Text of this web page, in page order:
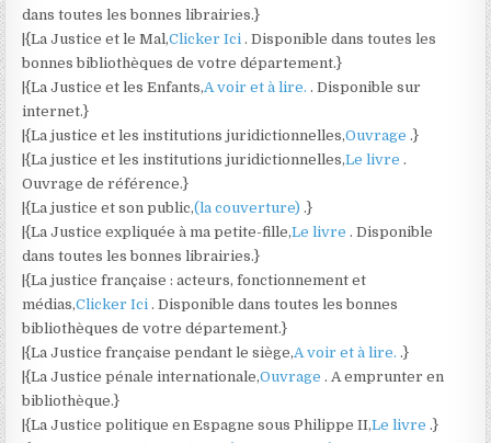
dans toutes les bonnes librairies.}
|{La Justice et le Mal,Clicker Ici . Disponible dans toutes les
bonnes bibliothèques de votre département.}
|{La Justice et les Enfants,A voir et à lire. . Disponible sur
internet.}
|{La justice et les institutions juridictionnelles,Ouvrage .}
|{La justice et les institutions juridictionnelles,Le livre .
Ouvrage de référence.}
|{La justice et son public,(la couverture) .}
|{La Justice expliquée à ma petite-fille,Le livre . Disponible
dans toutes les bonnes librairies.}
|{La justice française : acteurs, fonctionnement et
médias,Clicker Ici . Disponible dans toutes les bonnes
bibliothèques de votre département.}
|{La Justice française pendant le siège,A voir et à lire. .}
|{La Justice pénale internationale,Ouvrage . A emprunter en
bibliothèque.}
|{La Justice politique en Espagne sous Philippe II,Le livre .}